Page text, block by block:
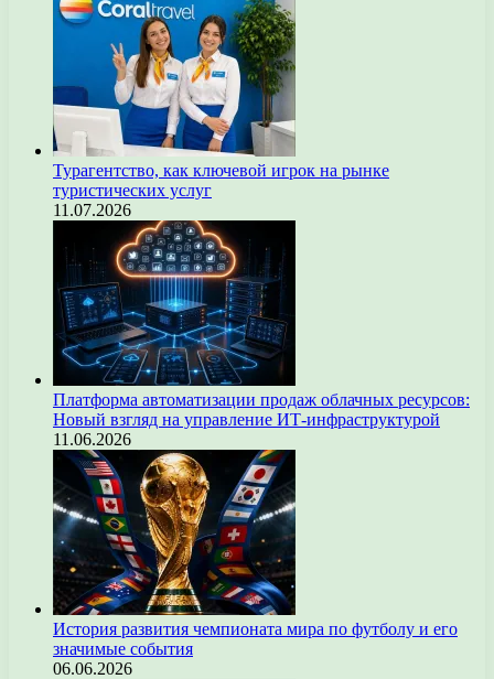
Турагентство, как ключевой игрок на рынке
туристических услуг
11.07.2026
Платформа автоматизации продаж облачных ресурсов:
Новый взгляд на управление ИТ-инфраструктурой
11.06.2026
История развития чемпионата мира по футболу и его
значимые события
06.06.2026